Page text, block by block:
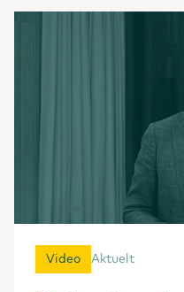
Video Aktuelt